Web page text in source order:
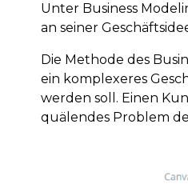
Unter Business
an seiner
Die Methode des
ein komplexeres
werden soll. Einen
quälendes Problem